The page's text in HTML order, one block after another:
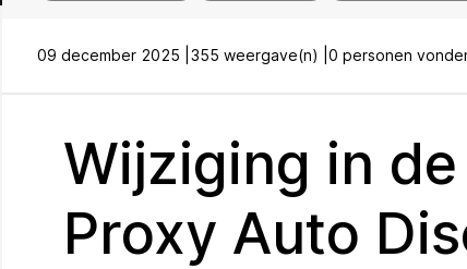
09 december 2025 | 355 weergave(n) | 0 personen
Wijziging in
Proxy Auto